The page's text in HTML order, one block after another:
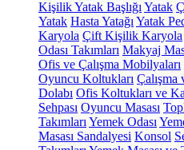
Kişilik Yatak Başlığı Yatak
Yatak Hasta Yatağı Yatak
Karyola Çift Kişilik Karyola
Odası Takımları Makyaj
Ofis ve Çalışma Mobilyaları
Oyuncu Koltukları Çalışma
Dolabı Ofis Koltukları ve
Sehpası Oyuncu Masası
Takımları Yemek Odası
Masası Sandalyesi Konsol